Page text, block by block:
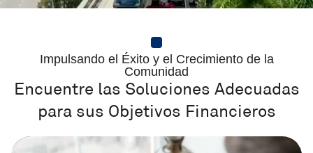
Encuentre las Soluciones Adecuadas
para sus Objetivos Financieros
Impulsando el Éxito y el Crecimiento de la
Comunidad